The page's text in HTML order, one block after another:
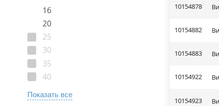
16
20
25
30
35
40
Показать все
10154878
10154882
10154883
10154922
10154923